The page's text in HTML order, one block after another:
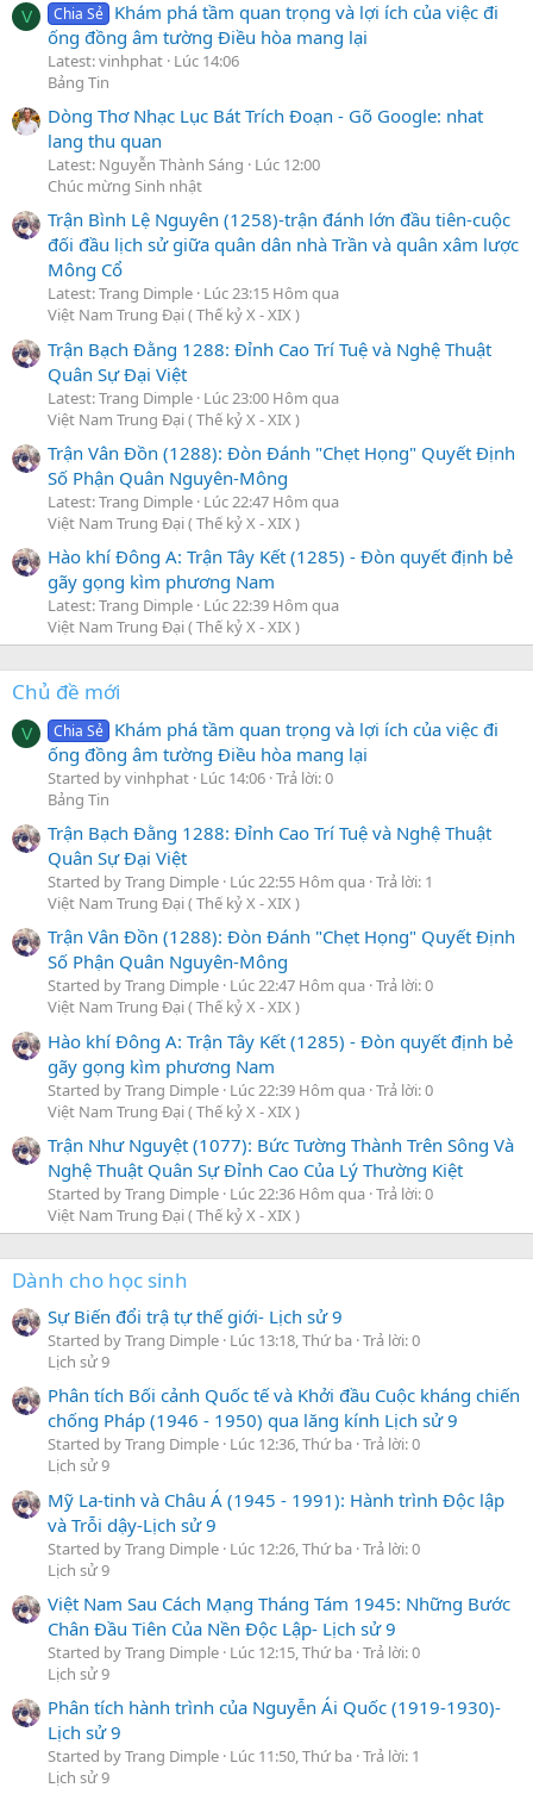
V Chia Sẻ Khám phá tầm quan trọng và lợi ích của việc đi
ống đồng âm tường Điều hòa mang lại
Latest: vinhphat Lúc 14:06
Bảng Tin
Dòng Thơ Nhạc Lục Bát Trích Đoạn - Gõ Google: nhat
lang thu quan
Latest: Nguyễn Thành Sáng
Lúc 12:00
Chúc mừng Sinh nhật
Trận Bình Lệ Nguyên (1258)-trận đánh lớn đầu tiên-cuộc
đối đầu lịch sử giữa quân dân nhà Trần và quân xâm lược
Mông Cổ
Latest: Trang Dimple Lúc 23:15 Hôm qua
Việt Nam Trung Đại ( Thế kỷ X - XIX )
Trận Bạch Đằng 1288: Đỉnh Cao Trí Tuệ và Nghệ Thuật
Quân Sự Đại Việt
Latest: Trang Dimple Lúc 23:00 Hôm qua
Việt Nam Trung Đại ( Thế kỷ X - XIX )
Trận Vân Đồn (1288): Đòn Đánh "Chẹt Họng" Quyết Định
Số Phận Quân Nguyên-Mông
Latest: Trang Dimple Lúc 22:47 Hôm qua
Việt Nam Trung Đại ( Thế kỷ X - XIX )
Hào khí Đông A: Trận Tây Kết (1285) - Đòn quyết định bẻ
gãy gọng kìm phương Nam
Latest: Trang Dimple Lúc 22:39 Hôm qua
Việt Nam Trung Đại ( Thế kỷ X - XIX )
Chủ đề mới
V Chia Sẻ Khám phá tầm quan trọng và lợi ích của việc đi
ống đồng âm tường Điều hòa mang lại
Started by vinhphat Lúc 14:06 Trả lời: 0
Bảng Tin
Trận Bạch Đằng 1288: Đỉnh Cao Trí Tuệ và Nghệ Thuật
Quân Sự Đại Việt
Started by Trang Dimple Lúc 22:55 Hôm qua Trả lời: 1
Việt Nam Trung Đại ( Thế kỷ X - XIX )
Trận Vân Đồn (1288): Đòn Đánh "Chẹt Họng" Quyết Định
Số Phận Quân Nguyên-Mông
Started by Trang Dimple Lúc 22:47 Hôm qua Trả lời: 0
Việt Nam Trung Đại ( Thế kỷ X - XIX )
Hào khí Đông A: Trận Tây Kết (1285) - Đòn quyết định bẻ
gãy gọng kìm phương Nam
Started by Trang Dimple Lúc 22:39 Hôm qua Trả lời: 0
Việt Nam Trung Đại ( Thế kỷ X - XIX )
Trận Như Nguyệt (1077): Bức Tường Thành Trên Sông Và
Nghệ Thuật Quân Sự Đỉnh Cao Của Lý Thường Kiệt
Started by Trang Dimple Lúc 22:36 Hôm qua Trả lời: 0
Việt Nam Trung Đại ( Thế kỷ X - XIX )
Dành cho học sinh
Sự Biến đổi trậ tự thế giới- Lịch sử 9
Started by Trang Dimple Lúc 13:18, Thứ ba Trả lời: 0
Lịch sử 9
Phân tích Bối cảnh Quốc tế và Khởi đầu Cuộc kháng chiến
chống Pháp (1946 - 1950) qua lăng kính Lịch sử 9
Started by Trang Dimple Lúc 12:36, Thứ ba Trả lời: 0
Lịch sử 9
Mỹ La-tinh và Châu Á (1945 - 1991): Hành trình Độc lập
và Trỗi dậy-Lịch sử 9
Started by Trang Dimple Lúc 12:26, Thứ ba Trả lời: 0
Lịch sử 9
Việt Nam Sau Cách Mạng Tháng Tám 1945: Những Bước
Chân Đầu Tiên Của Nền Độc Lập- Lịch sử 9
Started by Trang Dimple Lúc 12:15, Thứ ba Trả lời: 0
Lịch sử 9
Phân tích hành trình của Nguyễn Ái Quốc (1919-1930)-
Lịch sử 9
Started by Trang Dimple Lúc 11:50, Thứ ba Trả lời: 1
Lịch sử 9